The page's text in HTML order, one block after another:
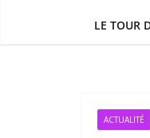
LE TOUR
ACTUALITÉ